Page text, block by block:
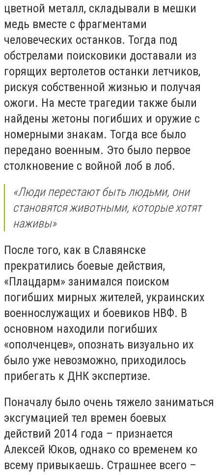
цветной металл, складывали в мешки
медь вместе с фрагментами
человеческих останков. Тогда под
обстрелами поисковики доставали из
горящих вертолетов останки летчиков,
рискуя собственной жизнью и получая
ожоги. На месте трагедии также были
найдены жетоны погибших и оружие с
номерными знакам. Тогда все было
передано военным. Это было первое
столкновение с войной лоб в лоб.
«Люди перестают быть людьми, они
становятся животными, которые хотят
наживы»
После того, как в Славянске
прекратились боевые действия,
«Плацдарм» занимался поиском
погибших мирных жителей, украинских
военнослужащих и боевиков НВФ. В
основном находили погибших
«ополченцев», опознать визуально их
было уже невозможно, приходилось
прибегать к ДНК экспертизе.
Поначалу было очень тяжело заниматься
эксгумацией тел времен боевых
действий 2014 года – признается
Алексей Юков, однако со временем ко
всему привыкаешь. Страшнее всего –